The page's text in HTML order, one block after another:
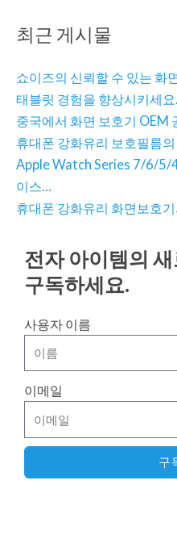
최근 게시물
쇼이즈의 신뢰할 수 있는 화
태블릿 경험을 향상시키세요.
중국에서 화면 보호기 OEM
휴대폰 강화유리 보호필름의
Apple Watch Series 7/6/5/
이스…
휴대폰 강화유리 화면보호
전자 아이템의
구독하세요.
사용자 이름
이메일
구